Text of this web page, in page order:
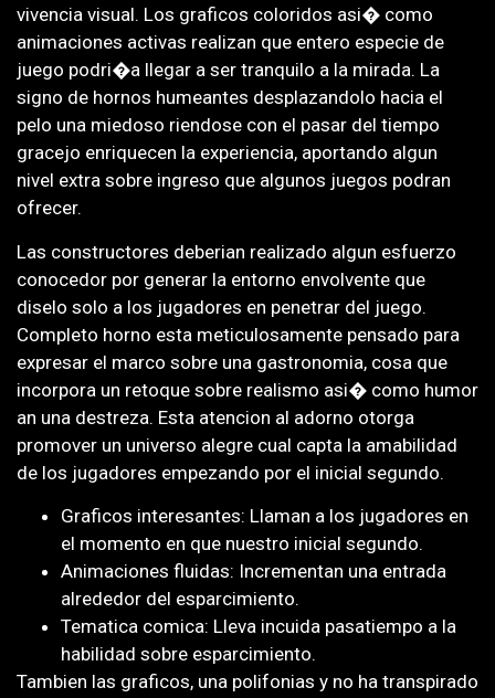
vivencia visual. Los graficos coloridos asi� como
animaciones activas realizan que entero especie de
juego podri�a llegar a ser tranquilo a la mirada. La
signo de hornos humeantes desplazandolo hacia el
pelo una miedoso riendose con el pasar del tiempo
gracejo enriquecen la experiencia, aportando algun
nivel extra sobre ingreso que algunos juegos podran
ofrecer.
Las constructores deberian realizado algun esfuerzo
conocedor por generar la entorno envolvente que
diselo solo a los jugadores en penetrar del juego.
Completo horno esta meticulosamente pensado para
expresar el marco sobre una gastronomia, cosa que
incorpora un retoque sobre realismo asi� como humor
an una destreza. Esta atencion al adorno otorga
promover un universo alegre cual capta la amabilidad
de los jugadores empezando por el inicial segundo.
Graficos interesantes: Llaman a los jugadores en
el momento en que nuestro inicial segundo.
Animaciones fluidas: Incrementan una entrada
alrededor del esparcimiento.
Tematica comica: Lleva incuida pasatiempo a la
habilidad sobre esparcimiento.
Tambien las graficos, una polifonias y no ha transpirado